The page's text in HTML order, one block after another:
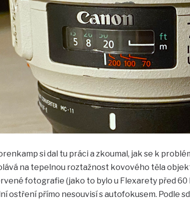
si dal tu práci a zkoumal, jak se k
na tepelnou roztažnost kovového těla
fotografie (jako to bylo u Flexarety před 60
ostření přímo nesouvisí s autofokusem. Podle